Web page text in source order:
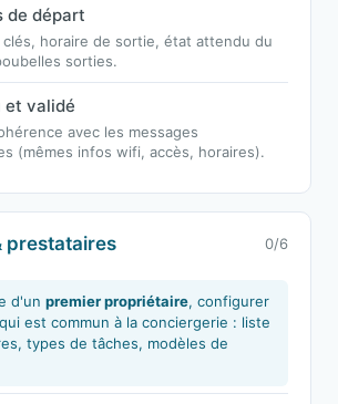
de départ
clés, horaire de sortie, état attendu du
sorties.
et validé
avec les messages
(mêmes infos wifi, accès, horaires).
prestataires 0/6
d'un premier propriétaire, configurer
est commun à la conciergerie : liste
types de tâches, modèles de